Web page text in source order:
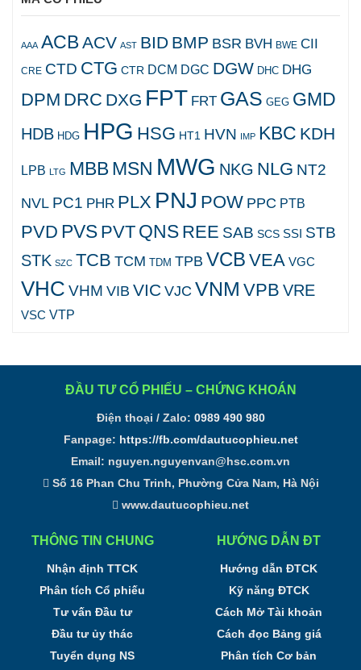
AAA ACBACV AST BID BMP BSR BVH BWE CII
CRE CTD CTG CTR DCM DGC DGW DHC DHG
DPM DRC DXG FPT FRT GAS GEG GMD
HDB HDG HPG HSG HT1 HVN IMP KBC KDH
LPB LTG MBBMSN MWG NKG NLG NT2
NVL PC1 PHR PLX PNJ POW PPC PTB
PVD PVS PVT QNS REE SAB SCS SSI STB
STK SZC TCB TCM TDM TPB VCB VEA VGC
VHC VHM VIB VICVJC VNM VPB VRE
VSC VTP
ĐẦU TƯ CỔ PHIẾU – CHỨNG KHOÁN
Điện thoại / Zalo: 0989 490 980
Fanpage: https://fb.com/dautucophieu.net
Email: nguyen.nguyenvan@hsc.com.vn
Số 16 Phan Chu Trinh, Phường Cửa Nam, Hà Nội
www.dautucophieu.net
THÔNG TIN CHUNG
Nhận định TTCK
Phân tích Cổ phiếu
Tư vấn Đầu tư
Đầu tư ủy thác
Tuyển dụng NS
HƯỚNG DẪN ĐT
Hướng dẫn ĐTCK
Kỹ năng ĐTCK
Cách Mở Tài khoản
Cách đọc Bảng giá
Phân tích Cơ bản